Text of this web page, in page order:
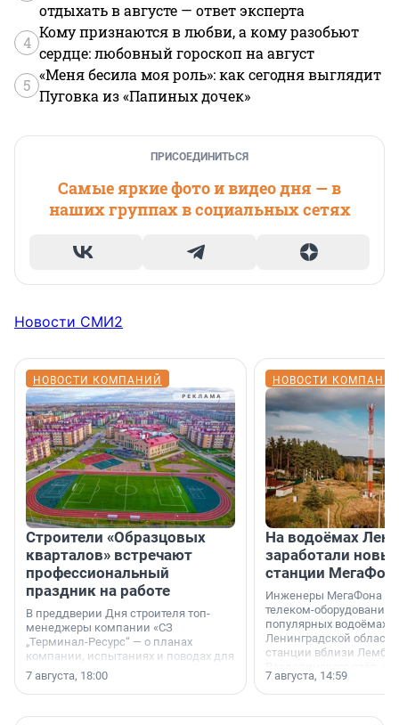
отдыхать в августе — ответ эксперта
4
Кому признаются в любви, а кому разобьют
сердце: любовный гороскоп на август
5
«Меня бесила моя роль»: как сегодня выглядит
Пуговка из «Папиных дочек»
ПРИСОЕДИНИТЬСЯ
Самые яркие фото и видео дня — в
наших группах в социальных сетях
Новости СМИ2
НОВОСТИ КОМПАНИЙ
Строители «Образцовых
кварталов» встречают
профессиональный
праздник на работе
В преддверии Дня строителя топ-
менеджеры компании «СЗ
„Терминал-Ресурс“ — о планах
компании, испытаниях и поводах для
осторожного оптимизма.
7 августа, 18:00
НОВОСТИ
На водоёмах
заработали
станции
Инженеры МегаФона
телеком-оборудование
популярных водоёмах
Ленинградской
станции вблизи
недалеко от Большого
водопада.
7 августа, 14:59